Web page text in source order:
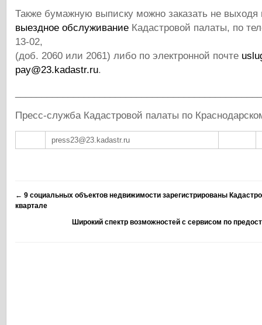
Также бумажную выписку можно заказать не выходя
выездное обслуживание Кадастровой палаты, по
13-02,
(доб. 2060 или 2061) либо по электронной почте
pay@23.kadastr.ru.
Пресс-служба Кадастровой палаты по
press23@23.kadastr.ru
← 9 социальных объектов недвижимости зарегистрированы
квартале
Широкий спектр возможностей с сервисом по